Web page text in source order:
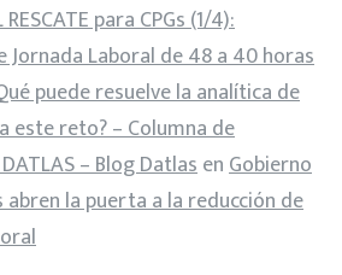
para CPGs (1/4):
Jornada Laboral de 48 a 40 horas
puede resuelve la analítica de
este reto? – Columna de
– Blog DatlasenGobierno
la puerta a la reducción de